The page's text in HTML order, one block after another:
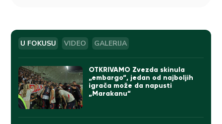
U FOKUSU VIDEO GALERIJA
OTKRIVAMO Zvezda skinula
„embargo“, jedan od najboljih
igrača može da napusti
„Marakanu“